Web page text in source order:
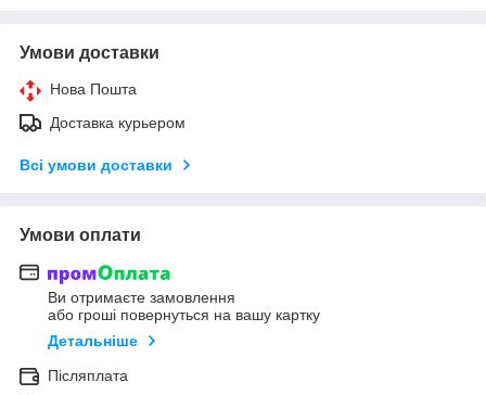
Умови доставки
Нова Пошта
Доставка курьером
Всі умови доставки
Умови оплати
Ви отримаєте замовлення
або гроші повернуться на вашу картку
Детальніше
Післяплата